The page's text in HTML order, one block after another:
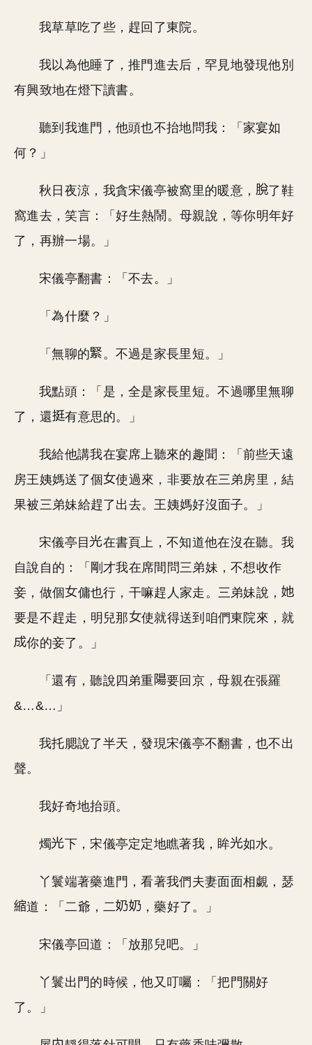
我草草吃了些，趕回了東院。
我以為他睡了，推門進去后，罕見地發現他別
有興致地在燈下讀書。
聽到我進門，他頭也不抬地問我：「家宴如
何？」
秋日夜涼，我貪宋儀亭被窩里的暖意，
了鞋
窩進去，笑言：「好生熱鬧。母親說，等你明年好
了，再辦一場。」
宋儀亭翻書：「不去。」
「為什麼？」
「無聊的 。不過是家長里短。」
我點頭：「是，全是家長里短。不過哪里無聊
了，還
有意思的。」
我給他講我在宴席上聽來的趣聞：「前些天遠
房王姨媽送了個
使過來，非要放在三弟房里，結
果被三弟妹給趕了出去。王姨媽好沒面子。」
宋儀亭目
在書頁上，不知道他在沒在聽。我
自說自的：「剛才我在席間問三弟妹，不想收作
妾，做個
傭也行，干嘛趕人家走。三弟妹說，
要是不趕走，明兒那
使就得送到咱們東院來，就
你的妾了。」
「還有，聽說四弟重
要回京，母親在張羅
&…&…」
我托腮說了半天，發現宋儀亭不翻書，也不出
聲。
我好奇地抬頭。
燭 下，宋儀亭定定地瞧著我，眸 如水。
丫鬟端著藥進門，看著我們夫妻面面相覷，瑟
道：「二爺，二
，藥好了。」
宋儀亭回道：「放那兒吧。」
丫鬟出門的時候，他又叮囑：「把門關好
了。」